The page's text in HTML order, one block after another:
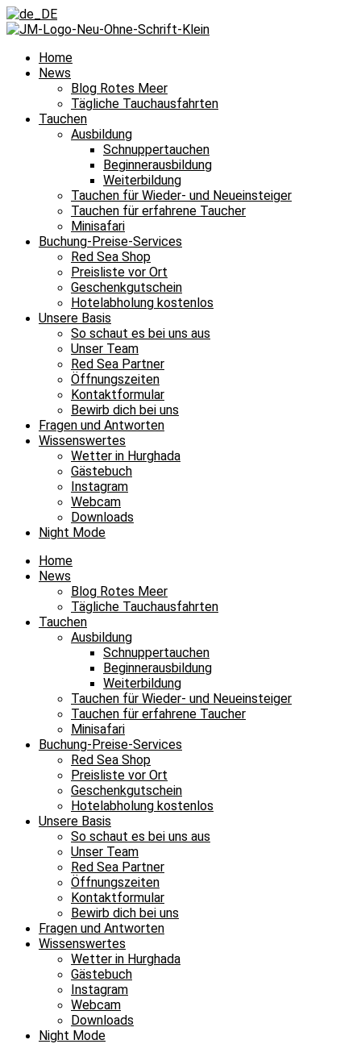
Home
News
Blog Rotes Meer
Tägliche Tauchausfahrten
Tauchen
Ausbildung
Schnuppertauchen
Beginnerausbildung
Weiterbildung
Tauchen für Wieder- und Neueinsteiger
Tauchen für erfahrene Taucher
Minisafari
Buchung-Preise-Services
Red Sea Shop
Preisliste vor Ort
Geschenkgutschein
Hotelabholung kostenlos
Unsere Basis
So schaut es bei uns aus
Unser Team
Red Sea Partner
Öffnungszeiten
Kontaktformular
Bewirb dich bei uns
Fragen und Antworten
Wissenswertes
Wetter in Hurghada
Gästebuch
Instagram
Webcam
Downloads
Night Mode
Home
News
Blog Rotes Meer
Tägliche Tauchausfahrten
Tauchen
Ausbildung
Schnuppertauchen
Beginnerausbildung
Weiterbildung
Tauchen für Wieder- und Neueinsteiger
Tauchen für erfahrene Taucher
Minisafari
Buchung-Preise-Services
Red Sea Shop
Preisliste vor Ort
Geschenkgutschein
Hotelabholung kostenlos
Unsere Basis
So schaut es bei uns aus
Unser Team
Red Sea Partner
Öffnungszeiten
Kontaktformular
Bewirb dich bei uns
Fragen und Antworten
Wissenswertes
Wetter in Hurghada
Gästebuch
Instagram
Webcam
Downloads
Night Mode